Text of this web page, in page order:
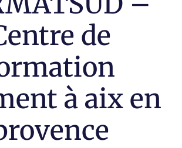
de
à aix en